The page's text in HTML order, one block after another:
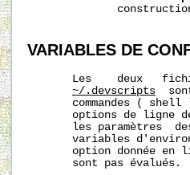
VARIABLES DE
Les    deux
~/.devscripts
commandes ( shell
options de ligne
les paramètres
variables
option donnée en
       sont pas évalués.